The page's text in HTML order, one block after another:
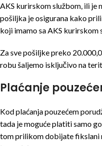
AKS kurirskom službom, ili je
pošiljka je osigurana kako
koji imamo sa AKS kurirskom
Za sve pošiljke preko
robu šaljemo isključivo na
Plaćanje
Kod plaćanja pouzećem
tada je moguće platiti samo
tom prilikom dobijate fikslani